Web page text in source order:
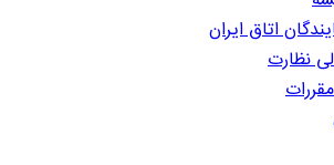
اتاق ایران
نظارت